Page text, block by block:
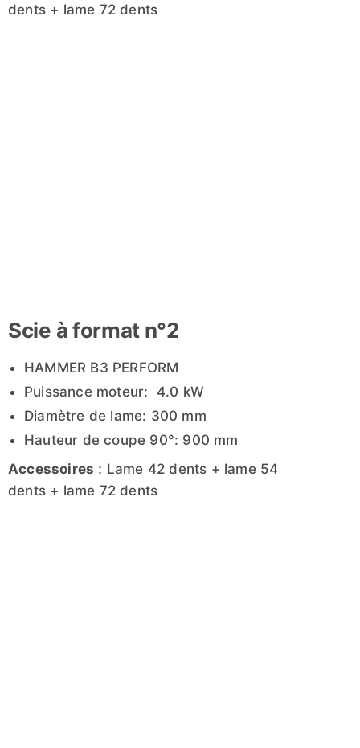
dents + lame 72 dents
Scie à format n°2
HAMMER B3 PERFORM
Puissance moteur: 4.0 kW
Diamètre de lame: 300 mm
Hauteur de coupe 90°: 900 mm
Accessoires : Lame 42 dents + lame 54
dents + lame 72 dents